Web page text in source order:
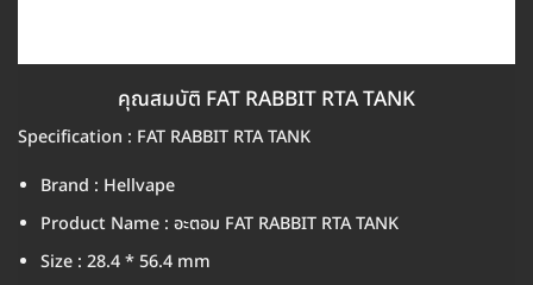
คุณสมบัติ FAT RABBIT RTA TANK
Specification : FAT RABBIT RTA TANK
Brand : Hellvape
Product Name : อะตอม FAT RABBIT RTA TANK
Size : 28.4 * 56.4 mm